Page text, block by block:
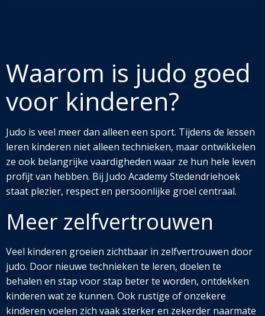
Waarom is judo goed
voor kinderen?
Judo is veel meer dan alleen een sport. Tijdens de lessen
leren kinderen niet alleen technieken, maar ontwikkelen
ze ook belangrijke vaardigheden waar ze hun hele leven
profijt van hebben. Bij Judo Academy Stedendriehoek
staat plezier, respect en persoonlijke groei centraal.
Meer zelfvertrouwen
Veel kinderen groeien zichtbaar in zelfvertrouwen door
judo. Door nieuwe technieken te leren, doelen te
behalen en stap voor stap beter te worden, ontdekken
kinderen wat ze kunnen. Ook rustige of onzekere
kinderen voelen zich vaak sterker en zekerder naarmate